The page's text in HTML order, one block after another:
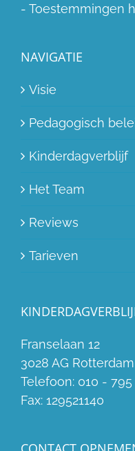
- Toestemmingen
NAVIGATIE
Visie
Pedagogisch
Kinderdagverblijf
Het Team
Reviews
Tarieven
Franselaan 12
3028 AG Rotterdam
Telefoon: 010 - 795
Fax: 129521140